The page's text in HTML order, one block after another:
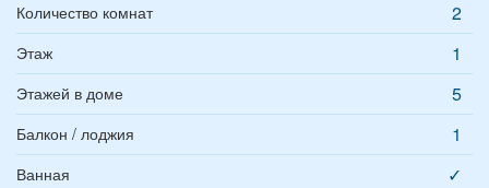
Количество комнат 2
Этаж 1
Этажей в доме 5
Балкон / лоджия 1
Ванная ✓